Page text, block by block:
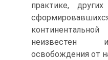
практике,
неизвестен
освобождения от